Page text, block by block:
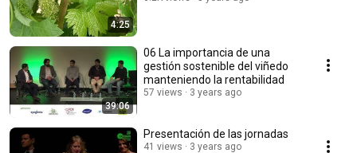
4:25
39:06
06 La importancia de una
gestión sostenible del viñedo
manteniendo la rentabilidad
57 views 3 years ago
Presentación de las jornadas
41 views 3 years ago